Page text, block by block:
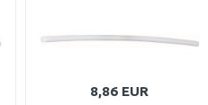
8,86 EUR